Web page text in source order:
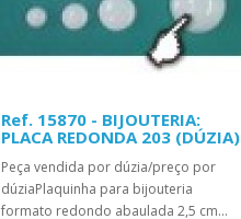
Ref. 15870 - BIJOUTERIA:
PLACA REDONDA 203 (DÚZIA)
Peça vendida por dúzia/preço por
dúziaPlaquinha para bijouteria
formato redondo abaulada 2,5 cm...